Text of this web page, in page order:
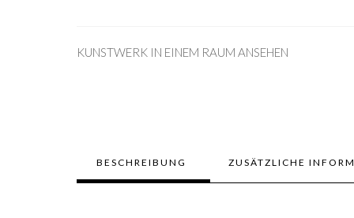
KUNSTWERK IN EINEM RAUM ANSEHEN
BESCHREIBUNG ZUSÄTZLICHE